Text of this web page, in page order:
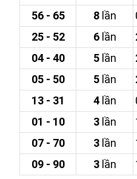
56 - 65
8lần
25 - 52
6lần
04 - 40
5lần
05 - 50
5lần
13 - 31
4lần
01 - 10
3lần
07 - 70
3lần
09 - 90
3lần